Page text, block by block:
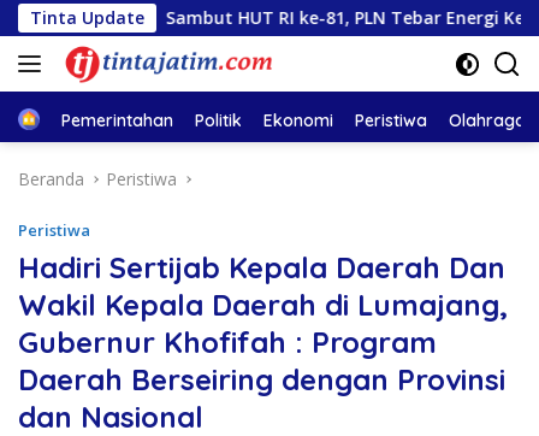
Langsung
ke
konten
Tinta Update
Sambut HUT RI ke-81, PLN Tebar Energi Kebaikan dari
HomePemerintahan Politik Ekonomi Peristiwa Olahraga
Beranda Peristiwa
Peristiwa
Hadiri Sertijab Kepala Daerah Dan
Wakil Kepala Daerah di Lumajang,
Gubernur Khofifah : Program
Daerah Berseiring dengan Provinsi
dan Nasional